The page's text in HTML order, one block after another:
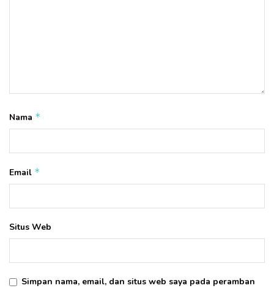
Nama *
Email *
Situs Web
Simpan nama, email, dan situs web saya pada peramban